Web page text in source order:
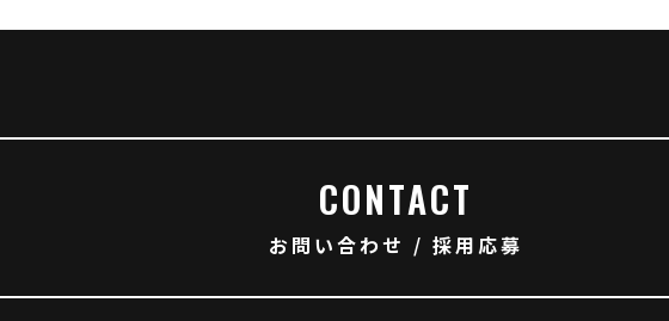
CONTACT
お問い合わせ / 採用応募